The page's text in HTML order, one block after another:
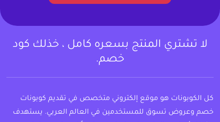
لا تشتري المنتج بسعره كامل ، خذلك كود
خصم.
كل الكوبونات هو موقع إلكتروني متخصص في تقديم كوبونات
خصم وعروض تسوق للمستخدمين في العالم العربي. يستهدف